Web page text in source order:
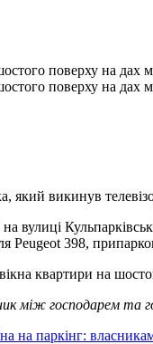
поверху на дах
поверху на дах
який викинув
вулиці
Peugeot 398,
квартири на
між господарем та
на паркінг: